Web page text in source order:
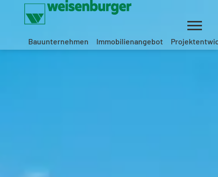
Bauunternehmen Immobilienangebot